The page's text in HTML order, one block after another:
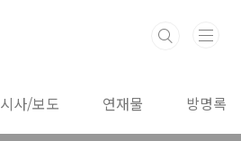
시사/보도 연재물 방명록